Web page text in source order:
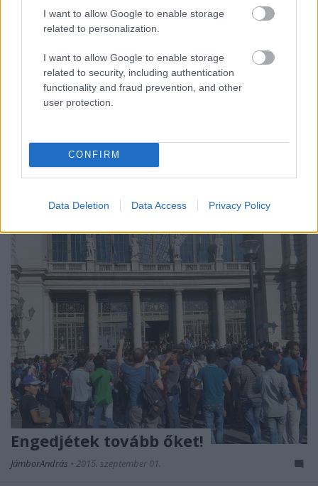
I want to allow Google to enable storage
related to personalization.
I want to allow Google to enable storage
related to security, including authentication
functionality and fraud prevention, and other
user protection.
CONFIRM
Data Deletion Data Access Privacy Policy
Káosz és gyalázat a nevünkben,
szégyenérzet a lelkünkben
JámborAndrás• 2015. szeptember 03.
Magyar vagyok, ezzel nem tudok mit kezdeni, ez
adottság, az döntések sorozata. Amit a kormány
jelenleg csinál, az pedig a féregség csimborasszója.
Nem tudok mit kezdeni vele, csak fortyog bennem a
Engedjétek tovább őket!
JámborAndrás • 2015. szeptember 01.